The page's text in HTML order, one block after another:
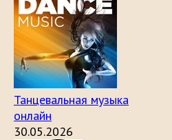
Танцевальная музыка
онлайн
30.05.2026